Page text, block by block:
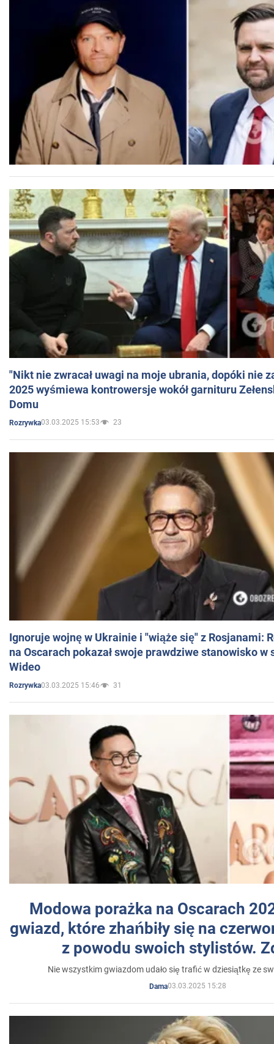
"Nikt nie zwracał uwagi na moje ubrania, dopóki nie
2025 wyśmiewa kontrowersje wokół garnituru
Domu
Rozrywka03.03.2025 15:53 23
Ignoruje wojnę w Ukrainie i "wiąże się" z Rosjanami:
na Oscarach pokazał swoje prawdziwe stanowisko w
Wideo
Rozrywka03.03.2025 15:46 31
Modowa porażka na Oscarach
gwiazd, które zhańbiły się na
z powodu swoich stylistów.
Nie wszystkim gwiazdom udało się trafić w dziesiątkę ze
Dama03.03.2025 15:28